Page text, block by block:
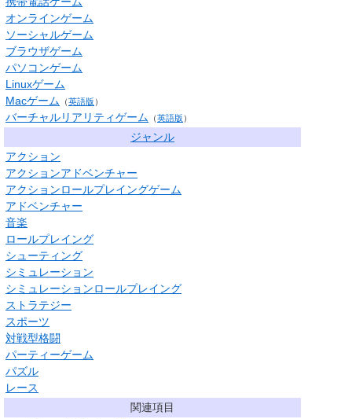
オンラインゲーム
ソーシャルゲーム
ブラウザゲーム
パソコンゲーム
Linuxゲーム
Macゲーム （英語版 ）
バーチャルリアリティゲーム （英語版 ）
ジャンル
アクション
アクションアドベンチャー
アクションロールプレイングゲーム
アドベンチャー
音楽
ロールプレイング
シューティング
シミュレーション
シミュレーションロールプレイング
ストラテジー
スポーツ
対戦型格闘
パーティーゲーム
パズル
レース
関連項目